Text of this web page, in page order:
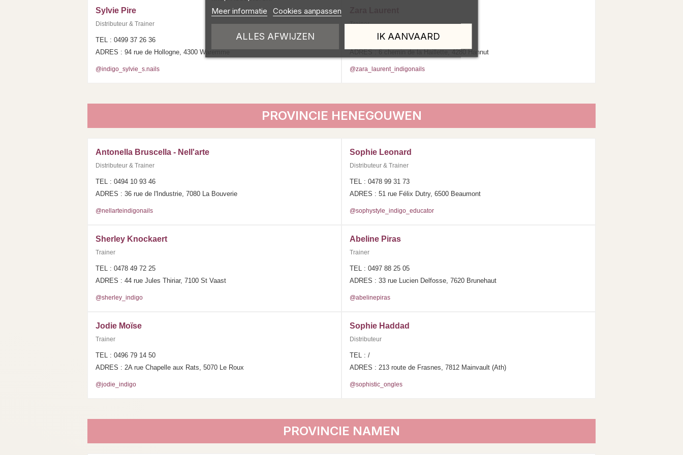
Sylvie Pire
Distributeur & Trainer
TEL : 0499 37 26 36
ADRES : 94 rue de Hollogne, 4300 Waremme
@indigo_sylvie_s.nails
Trainer
TEL : 0472 60 96 85
ADRES : 6 chemin de la Haillette, 4280 Hannut
@zara_laurent_indigonails
PROVINCIE HENEGOUWEN
Antonella Bruscella - Nell'arte
Distributeur & Trainer
TEL : 0494 10 93 46
ADRES : 36 rue de l'Industrie, 7080 La Bouverie
@nellarteindigonails
Sophie Leonard
Distributeur & Trainer
TEL : 0478 99 31 73
ADRES : 51 rue Félix Dutry, 6500 Beaumont
@sophystyle_indigo_educator
Sherley Knockaert
Trainer
TEL : 0478 49 72 25
ADRES : 44 rue Jules Thiriar, 7100 St Vaast
@sherley_indigo
Abeline Piras
Trainer
TEL : 0497 88 25 05
ADRES : 33 rue Lucien Delfosse, 7620 Brunehaut
@abelinepiras
Jodie Moïse
Trainer
TEL : 0496 79 14 50
ADRES : 2A rue Chapelle aux Rats, 5070 Le Roux
@jodie_indigo
Sophie Haddad
Distributeur
TEL : /
ADRES : 213 route de Frasnes, 7812 Mainvault (Ath)
@sophistic_ongles
PROVINCIE NAMEN
Meer informatie Cookies aanpassen
ALLES AFWIJZEN IK AANVAARD